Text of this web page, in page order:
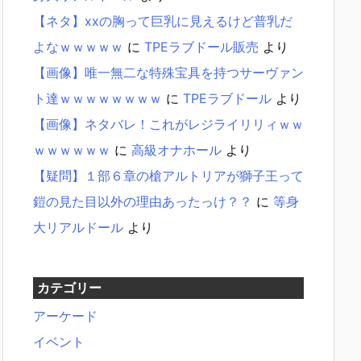
【ネタ】xxの胸って巨乳に見えるけど普乳だ
よなｗｗｗｗｗ に TPEラブドール販売 より
【画像】唯一無二な特殊宝具を持つサーヴァン
ト達ｗｗｗｗｗｗｗｗ に TPEラブドール より
【画像】ネタバレ！これがレジライリリィｗｗ
ｗｗｗｗｗｗ に 高級オナホール より
【疑問】１部６章の槍アルトリアが獅子王って
鎧の見た目以外の理由あったっけ？？ に 等身
大リアルドール より
カテゴリー
アーケード
イベント